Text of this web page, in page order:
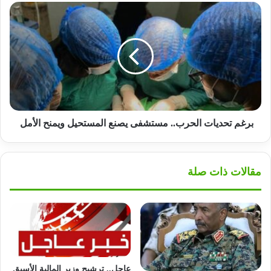
برغم
تحديات
الحرب..
مستشفى
يصنع
المستحيل
ويمنح
برغم تحديات الحرب.. مستشفى يصنع المستحيل ويمنح الأمل
مقالات ذات صلة
عاجل.. ترشيح وزير المالية الأسبق